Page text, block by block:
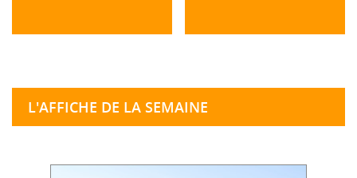
L'AFFICHE DE LA SEMAINE